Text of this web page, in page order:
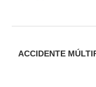
ACCIDENTE